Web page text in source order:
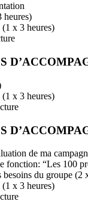
heures)
x 3 heures)
x 3 heures)
de ma
fonction: “Les 100
du groupe (2
x 3 heures)